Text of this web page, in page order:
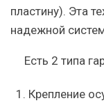
пластину). Эта
надежной
Есть 2 типа
Крепление